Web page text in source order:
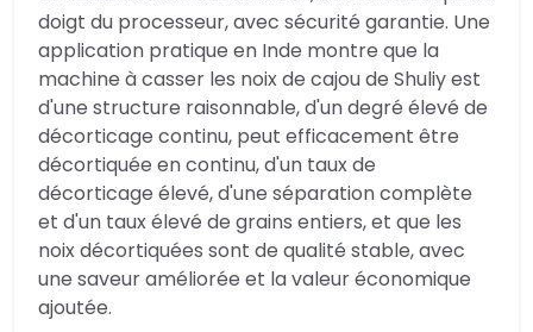
doigt du processeur, avec sécurité garantie. Une
application pratique en Inde montre que la
machine à casser les noix de cajou de Shuliy est
d'une structure raisonnable, d'un degré élevé de
décorticage continu, peut efficacement être
décortiquée en continu, d'un taux de
décorticage élevé, d'une séparation complète
et d'un taux élevé de grains entiers, et que les
noix décortiquées sont de qualité stable, avec
une saveur améliorée et la valeur économique
ajoutée.